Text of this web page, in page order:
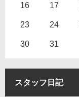
16 17
23 24
30 31
スタッフ日記